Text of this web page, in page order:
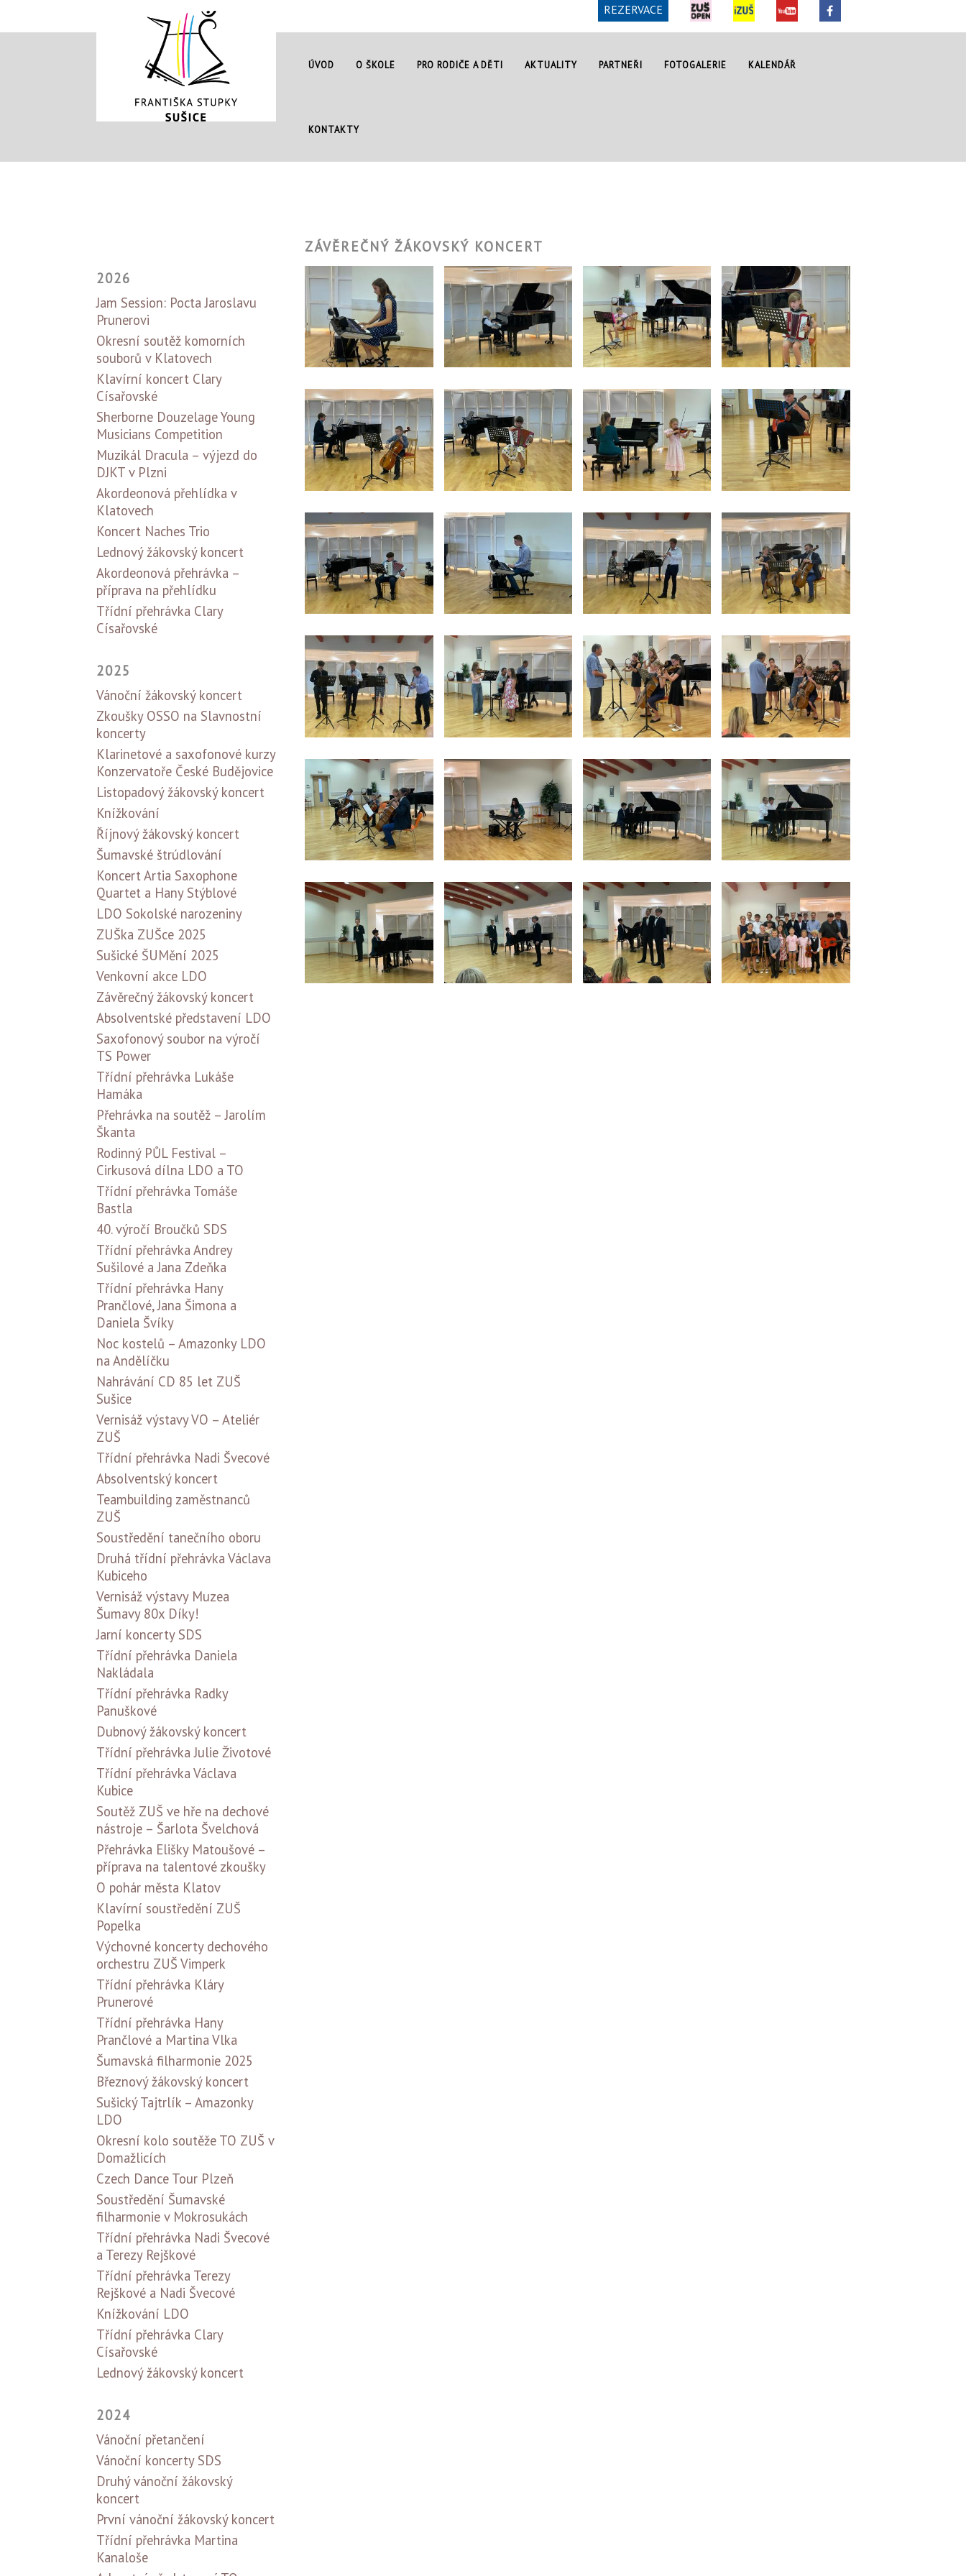
REZERVACE
ÚVOD O ŠKOLE PRO RODIČE A DĚTI AKTUALITY PARTNEŘI FOTOGALERIE KALENDÁŘ
KONTAKTY
ZÁVĚREČNÝ ŽÁKOVSKÝ KONCERT
2026
Jam Session: Pocta Jaroslavu
Prunerovi
Okresní soutěž komorních
souborů v Klatovech
Klavírní koncert Clary
Císařovské
Sherborne Douzelage Young
Musicians Competition
Muzikál Dracula – výjezd do
DJKT v Plzni
Akordeonová přehlídka v
Klatovech
Koncert Naches Trio
Lednový žákovský koncert
Akordeonová přehrávka –
příprava na přehlídku
Třídní přehrávka Clary
Císařovské
2025
Vánoční žákovský koncert
Zkoušky OSSO na Slavnostní
koncerty
Klarinetové a saxofonové kurzy
Konzervatoře České Budějovice
Listopadový žákovský koncert
Knížkování
Říjnový žákovský koncert
Šumavské štrúdlování
Koncert Artia Saxophone
Quartet a Hany Stýblové
LDO Sokolské narozeniny
ZUŠka ZUŠce 2025
Sušické ŠUMění 2025
Venkovní akce LDO
Závěrečný žákovský koncert
Absolventské představení LDO
Saxofonový soubor na výročí
TS Power
Třídní přehrávka Lukáše
Hamáka
Přehrávka na soutěž – Jarolím
Škanta
Rodinný PŮL Festival –
Cirkusová dílna LDO a TO
Třídní přehrávka Tomáše
Bastla
40. výročí Broučků SDS
Třídní přehrávka Andrey
Sušilové a Jana Zdeňka
Třídní přehrávka Hany
Prančlové, Jana Šimona a
Daniela Švíky
Noc kostelů – Amazonky LDO
na Andělíčku
Nahrávání CD 85 let ZUŠ
Sušice
Vernisáž výstavy VO – Ateliér
ZUŠ
Třídní přehrávka Nadi Švecové
Absolventský koncert
Teambuilding zaměstnanců
ZUŠ
Soustředění tanečního oboru
Druhá třídní přehrávka Václava
Kubiceho
Vernisáž výstavy Muzea
Šumavy 80x Díky!
Jarní koncerty SDS
Třídní přehrávka Daniela
Nakládala
Třídní přehrávka Radky
Panuškové
Dubnový žákovský koncert
Třídní přehrávka Julie Životové
Třídní přehrávka Václava
Kubice
Soutěž ZUŠ ve hře na dechové
nástroje – Šarlota Švelchová
Přehrávka Elišky Matoušové –
příprava na talentové zkoušky
O pohár města Klatov
Klavírní soustředění ZUŠ
Popelka
Výchovné koncerty dechového
orchestru ZUŠ Vimperk
Třídní přehrávka Kláry
Prunerové
Třídní přehrávka Hany
Prančlové a Martina Vlka
Šumavská filharmonie 2025
Březnový žákovský koncert
Sušický Tajtrlík – Amazonky
LDO
Okresní kolo soutěže TO ZUŠ v
Domažlicích
Czech Dance Tour Plzeň
Soustředění Šumavské
filharmonie v Mokrosukách
Třídní přehrávka Nadi Švecové
a Terezy Rejškové
Třídní přehrávka Terezy
Rejškové a Nadi Švecové
Knížkování LDO
Třídní přehrávka Clary
Císařovské
Lednový žákovský koncert
2024
Vánoční přetančení
Vánoční koncerty SDS
Druhý vánoční žákovský
koncert
První vánoční žákovský koncert
Třídní přehrávka Martina
Kanaloše